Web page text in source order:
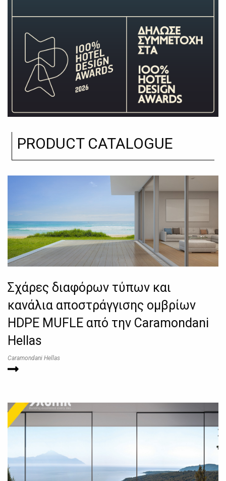
PRODUCT CATALOGUE
Σχάρες διαφόρων τύπων και
κανάλια αποστράγγισης ομβρίων
HDPE MUFLE από την Caramondani
Hellas
Caramondani Hellas